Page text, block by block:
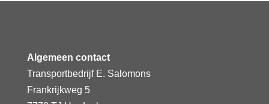
Algemeen contact
Transportbedrijf E. Salomons
Frankrijkweg 5